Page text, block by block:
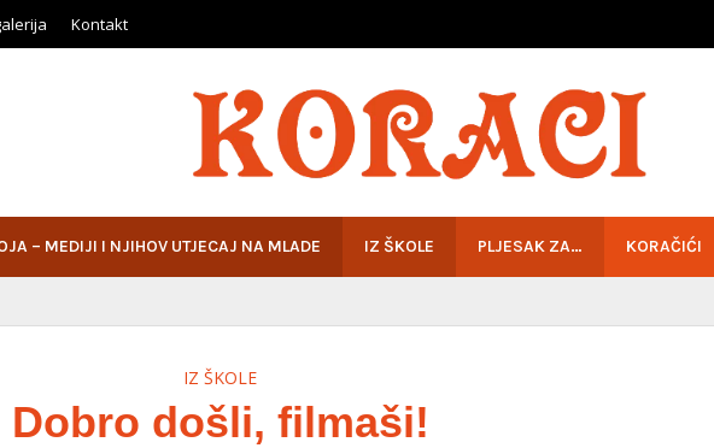
Kontakt
– MEDIJI I NJIHOV UTJECAJ NA MLADE IZ ŠKOLE PLJESAK ZA… KORAČIĆI
IZ ŠKOLE
Dobro došli, filmaši!